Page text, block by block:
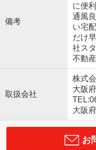
備考
に便
通風
い宅
だけ
社ス
不動
取扱会社
株式
大阪
大阪
お